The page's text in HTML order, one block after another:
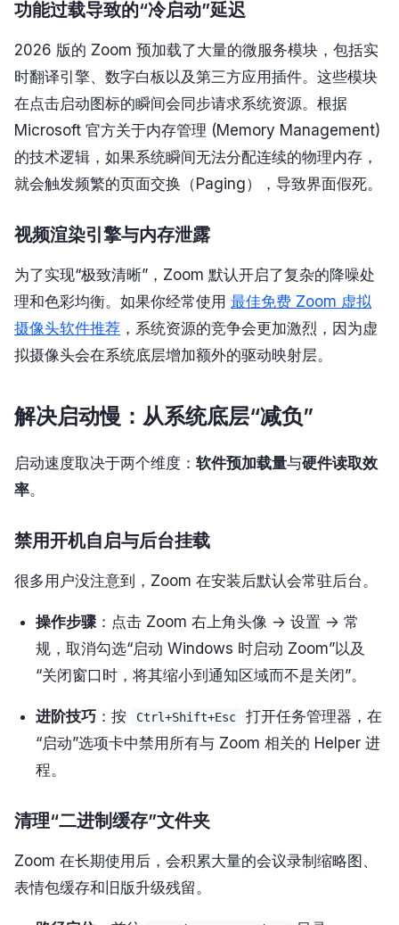
功能过载导致的“冷启动”延迟
2026 版的 Zoom 预加载了大量的微服务模块，包括实
时翻译引擎、数字白板以及第三方应用插件。这些模块
在点击启动图标的瞬间会同步请求系统资源。根据
Microsoft 官方关于内存管理 (Memory Management)
的技术逻辑，如果系统瞬间无法分配连续的物理内存，
就会触发频繁的页面交换（Paging），导致界面假死。
视频渲染引擎与内存泄露
为了实现“极致清晰”，Zoom 默认开启了复杂的降噪处
理和色彩均衡。如果你经常使用 最佳免费 Zoom 虚拟
摄像头软件推荐 ，系统资源的竞争会更加激烈，因为虚
拟摄像头会在系统底层增加额外的驱动映射层。
解决启动慢：从系统底层“减负”
启动速度取决于两个维度： 软件预加载量与硬件读取效
率。
禁用开机自启与后台挂载
很多用户没注意到，Zoom 在安装后默认会常驻后台。
操作步骤 ：点击 Zoom 右上角头像 -> 设置 -> 常
规，取消勾选“启动 Windows 时启动 Zoom”以及
“关闭窗口时，将其缩小到通知区域而不是关闭”。
进阶技巧 ：按 Ctrl+Shift+Esc
打开任务管理器，在
“启动”选项卡中禁用所有与 Zoom 相关的 Helper 进
程。
清理“二进制缓存”文件夹
Zoom 在长期使用后，会积累大量的会议录制缩略图、
表情包缓存和旧版升级残留。